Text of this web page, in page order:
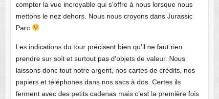
compter la vue incroyable qui s’offre à nous lorsque nous
mettons le nez dehors. Nous nous croyons dans Jurassic
Parc
Les indications du tour précisent bien qu’il ne faut rien
prendre sur soit et surtout pas d’objets de valeur. Nous
laissons donc tout notre argent, nos cartes de crédits, nos
papiers et téléphones dans nos sacs à dos. Certes ils
ferment avec des petits cadenas mais c’est la première fois